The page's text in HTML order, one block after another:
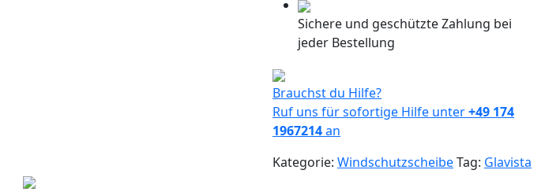
Sichere und geschützte Zahlung bei
jeder Bestellung
Brauchst du Hilfe?
Ruf uns für sofortige Hilfe unter+49 174
1967214an
Kategorie: WindschutzscheibeTag: Glavista